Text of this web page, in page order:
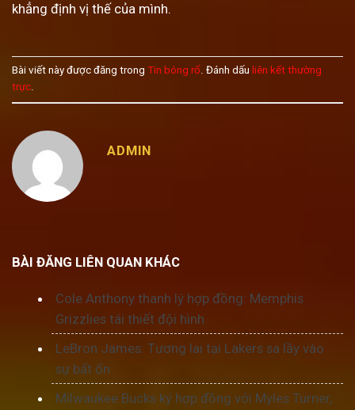
khẳng định vị thế của mình.
Bài viết này được đăng trong Tin bóng rổ. Đánh dấu liên kết thường
trực.
ADMIN
BÀI ĐĂNG LIÊN QUAN KHÁC
Cole Anthony thanh lý hợp đồng: Memphis
Grizzlies tái thiết đội hình
LeBron James: Tương lai tại Lakers sa lầy vào
sự bất ổn
Milwaukee Bucks ký hợp đồng với Myles Turner,